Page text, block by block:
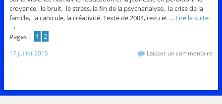
croyance, le bruit, le stress, la fin de la psychanalyse, la crise de la
famille, la canicule, la créativité. Texte de 2004, revu et … Lire la suite
→
Pages :
1 2
17 juillet 2015 Laisser un commentaire